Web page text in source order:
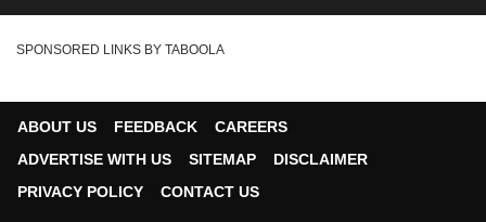
SPONSORED LINKS BY TABOOLA
ABOUT US FEEDBACK
CAREERS
ADVERTISE WITH US
SITEMAP
DISCLAIMER
PRIVACY POLICY
CONTACT US